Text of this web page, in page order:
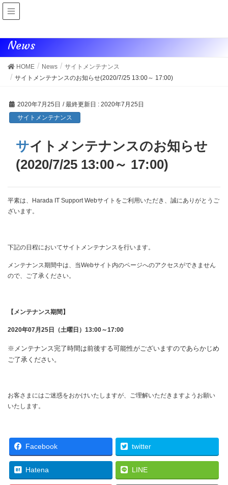
News
HOME News
サイトメンテナンス
サイトメンテナンスのお知らせ(2020/7/25 13:00～ 17:00)
2020年7月25日 / 最終更新日 : 2020年7月25日
サイトメンテナンス
サイトメンテナンスのお知らせ
(2020/7/25 13:00～ 17:00)
平素は、Harada IT Support Webサイトをご利用いただき、誠にありがとうご
ざいます。
下記の日程においてサイトメンテナンスを行います。
メンテナンス期間中は、当Webサイト内のページへのアクセスができません
ので、ご了承ください。
【メンテナンス期間】
2020年07月25日（土曜日）13:00～17:00
※メンテナンス完了時間は前後する可能性がございますのであらかじめ
ご了承ください。
お客さまにはご迷惑をおかけいたしますが、ご理解いただきますようお願い
いたします。
Facebook twitter
Hatena LINE